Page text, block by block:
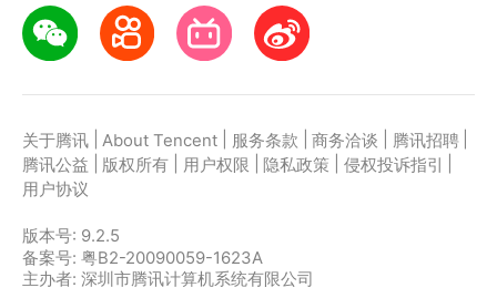
关于腾讯 About Tencent 服务条款 商务洽谈 腾讯招聘
腾讯公益
版权所有 用户权限 隐私政策 侵权投诉指引
用户协议
版本号: 9.2.5
备案号: 粤B2-20090059-1623A
主办者: 深圳市腾讯计算机系统有限公司